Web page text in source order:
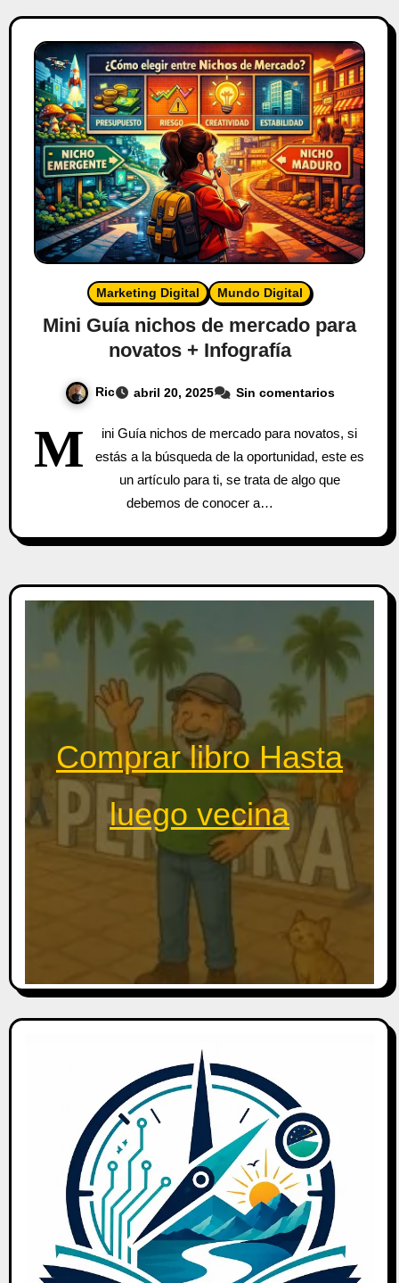
Marketing Digital Mundo Digital
Mini Guía nichos de mercado para
novatos + Infografía
Ric abril 20, 2025 Sin comentarios
M
ini Guía nichos de mercado para novatos, si
estás a la búsqueda de la oportunidad, este es
un artículo para ti, se trata de algo que
debemos de conocer a…
Comprar libro Hasta
luego vecina